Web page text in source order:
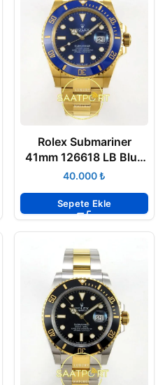
Rolex Submariner
41mm 126618 LB Blue
Yellow Gold VSF
₺
Sepete Ekle